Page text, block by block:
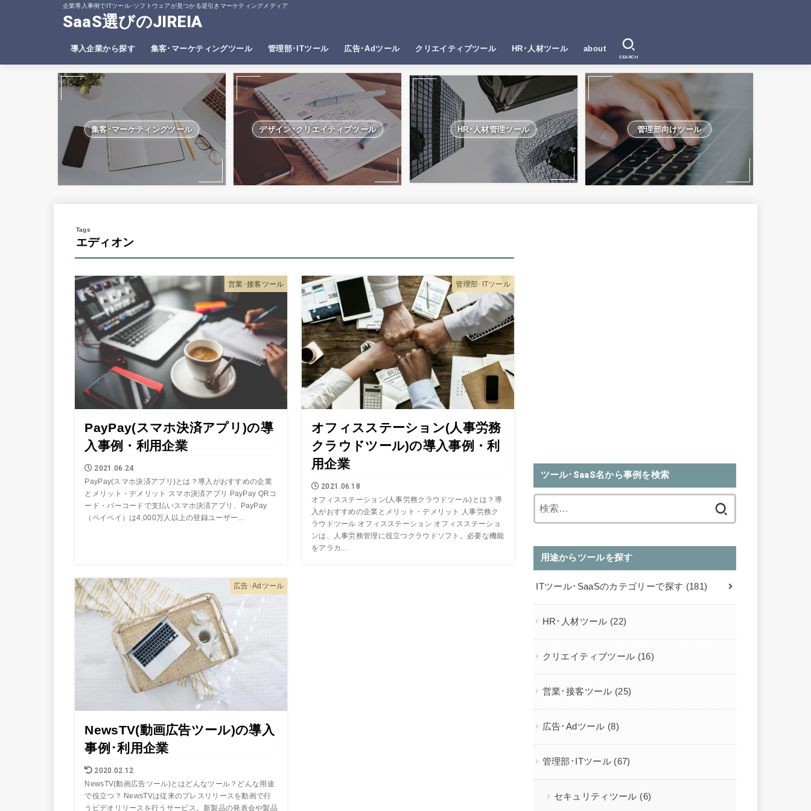
企業導入事例でITツール･ソフトウェアが見つかる逆引きマーケティングメディア
SaaS選びのJIREIA
導入企業から探す 集客･マーケティングツール
SEO分析ツール
ヒートマップツール
管理部･ITツール 広告･Adツール クリエイティブツール HR･人材ツール about
SEARCH
集客･マーケティングツール デザイン･クリエイティブツール HR･人材管理ツール 管理部向けツール
エディオン
営業･接客ツール
PayPay(スマホ決済アプリ)の導
入事例・利用企業
2021.06.24
PayPay(スマホ決済アプリ)とは？導入がおすすめの企業
とメリット・デメリット スマホ決済アプリ PayPay QRコ
ード・バーコードで支払いスマホ決済アプリ、PayPay
（ペイペイ）は4,000万人以上の登録ユーザー...
管理部･ITツール
オフィスステーション(人事労務
クラウドツール)の導入事例・利
用企業
2021.06.18
オフィスステーション(人事労務クラウドツール)とは？導
入がおすすめの企業とメリット・デメリット 人事労務ク
ラウドツール オフィスステーション オフィスステーショ
ンは、人事労務管理に役立つクラウドソフト。必要な機能
をアラカ...
広告･Adツール
NewsTV(動画広告ツール)の導入
事例･利用企業
2020.02.12
NewsTV(動画広告ツール)とはどんなツール？どんな用途
で役立つ？ NewsTVは従来のプレスリリースを動画で行
うビデオリリースを行うサービス。新製品の発表会や製品
ツール･SaaS名から事例を検索
用途からツールを探す
ITツール･SaaSのカテゴリーで探す (181)
HR･人材ツール (22)
クリエイティブツール (16)
営業･接客ツール (25)
広告･Adツール (8)
管理部･ITツール (67)
セキュリティツール (6)